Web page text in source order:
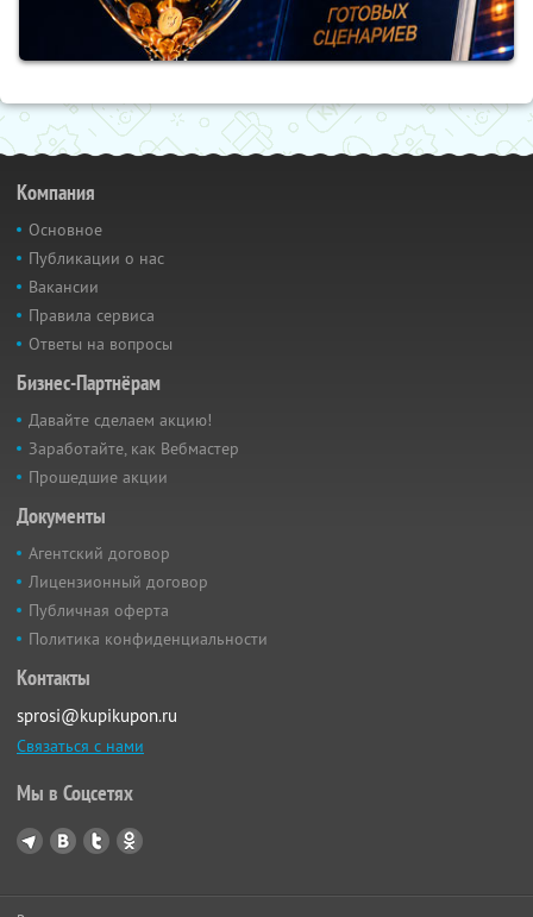
Компания
Основное
Публикации о нас
Вакансии
Правила сервиса
Ответы на вопросы
Бизнес-Партнёрам
Давайте сделаем акцию!
Заработайте, как Вебмастер
Прошедшие акции
Документы
Агентский договор
Лицензионный договор
Публичная оферта
Политика конфиденциальности
Контакты
sprosi@kupikupon.ru
Связаться с нами
Мы в Соцсетях